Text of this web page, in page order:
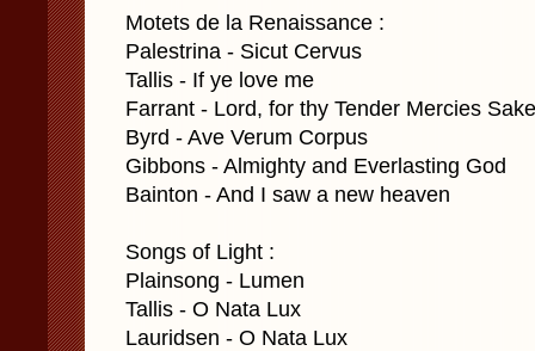
Motets de la Renaissance :
Palestrina - Sicut Cervus
Tallis - If ye love me
Farrant - Lord, for thy Tender Mercies Sake
Byrd - Ave Verum Corpus
Gibbons - Almighty and Everlasting God
Bainton - And I saw a new heaven
Songs of Light :
Plainsong - Lumen
Tallis - O Nata Lux
Lauridsen - O Nata Lux